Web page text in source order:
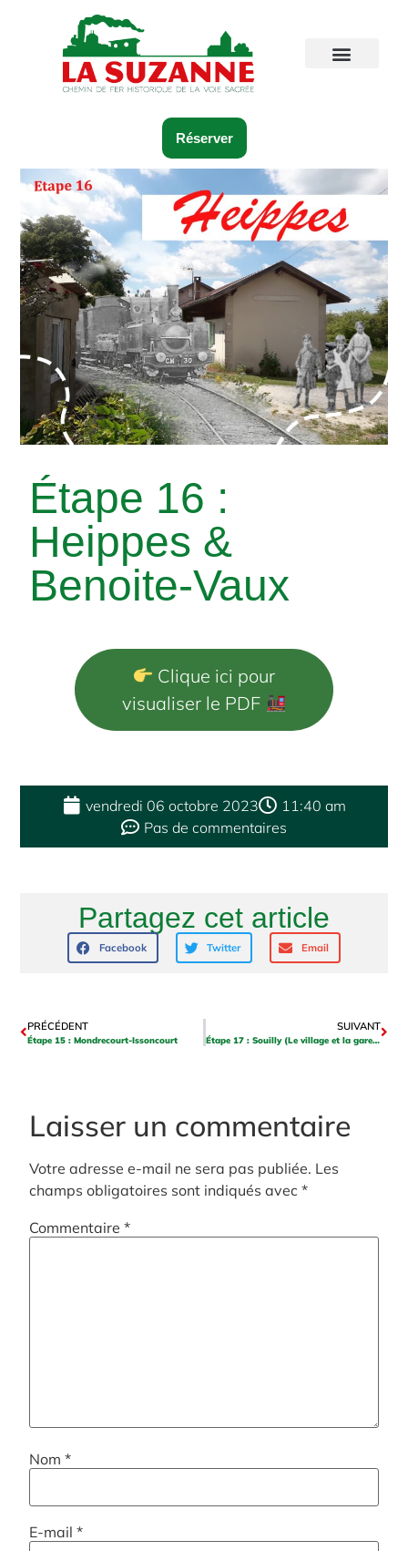
Réserver
Étape 16 :
Heippes &
Benoite-Vaux
Clique ici pour
visualiser le PDF
vendredi 06 octobre 2023
11:40 am
Pas de commentaires
Partagez cet article
Facebook Twitter Email
PRÉCÉDENT
Étape 15 : Mondrecourt-Issoncourt
SUIVANT
Étape 17 : Souilly (Le village et la gare – Partie 1)
Laisser un commentaire
Votre adresse e-mail ne sera pas publiée. Les
champs obligatoires sont indiqués avec*
Commentaire*
Nom*
E-mail*